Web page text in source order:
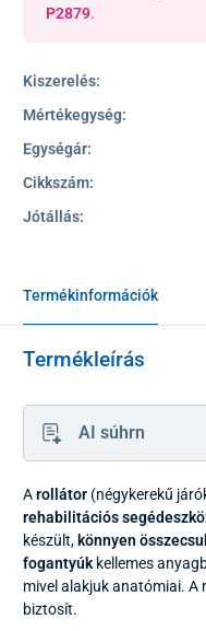
P2879.
Kiszerelés:
Mértékegység:
Egységár:
Cikkszám:
Jótállás:
Termékinformációk
Termékleírás
AI súhrn
Arollátor (négykerekű
rehabilitációs
készült,könnyen
fogantyúk kellemes
mivel alakjuk anatómiai. A
biztosít.